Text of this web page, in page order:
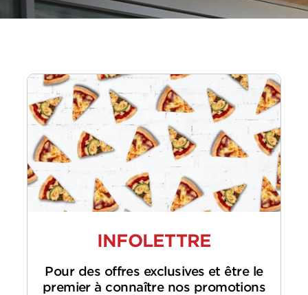
INFOLETTRE
Pour des offres exclusives et être le
premier à connaître nos promotions